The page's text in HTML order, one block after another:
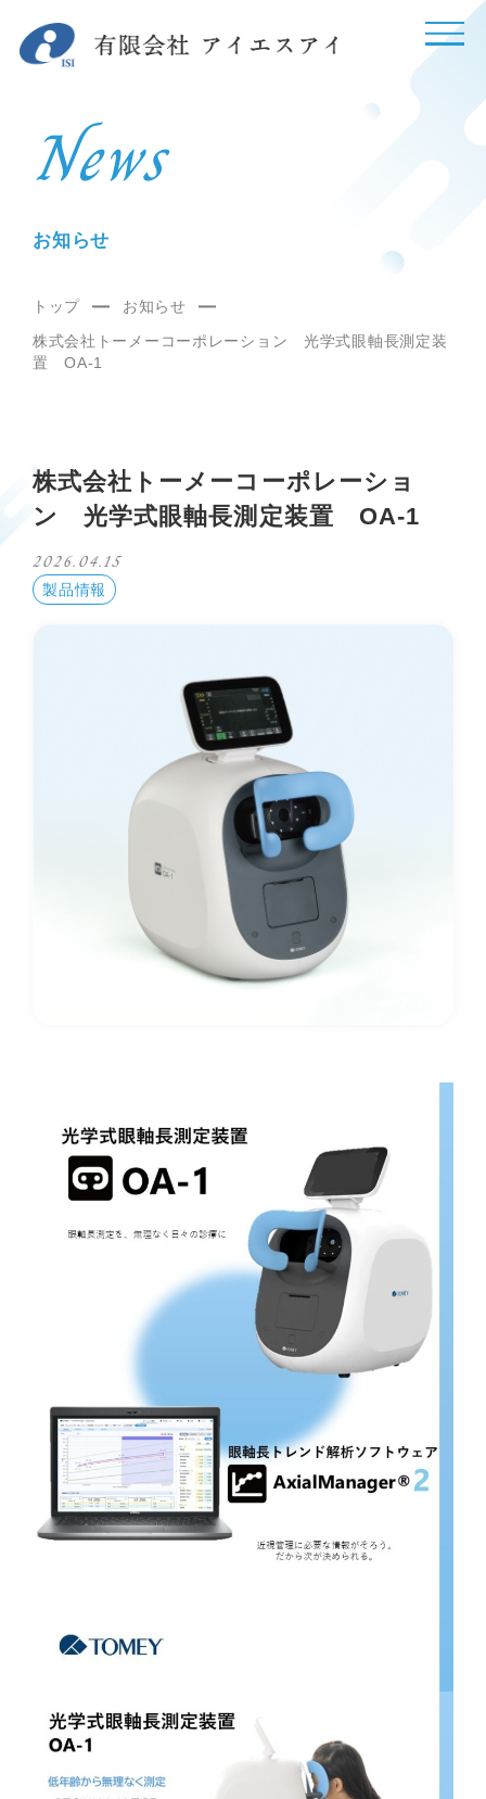
News
お知らせ
トップ
お知らせ
株式会社トーメーコーポレーション 光学式眼軸長測定装
置 OA-1
株式会社トーメーコーポレーショ
ン 光学式眼軸長測定装置 OA-1
2026.04.15
製品情報